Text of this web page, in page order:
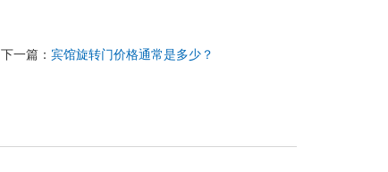
下一篇：宾馆旋转门价格通常是多少？